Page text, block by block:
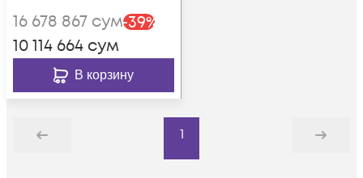
16 678 867 сум-39%
10 114 664 сум
В корзину
Назад
1
Дальше